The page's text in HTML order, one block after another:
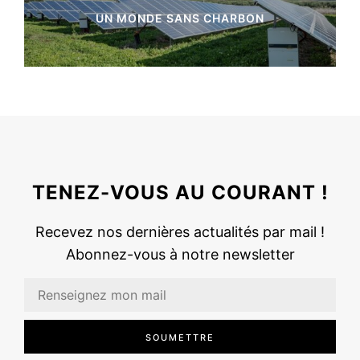
UN MONDE SANS CHARBON
TENEZ-VOUS AU COURANT !
Recevez nos dernières actualités par mail !
Abonnez-vous à notre newsletter